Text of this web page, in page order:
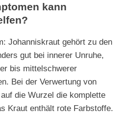
kann
Johanniskraut gehört zu den
gut bei innerer Unruhe,
bis mittelschwerer
Bei der Verwertung von
die Wurzel die komplette
Kraut enthält rote Farbstoffe.